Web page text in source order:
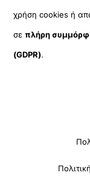
χρήση cookies ή
σεπλήρη
(GDPR).